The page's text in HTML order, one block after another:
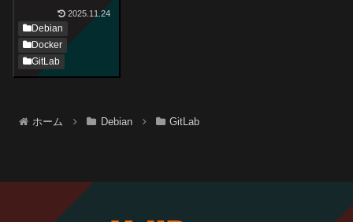
2025.11.24
Debian
Docker
GitLab
ホーム Debian GitLab